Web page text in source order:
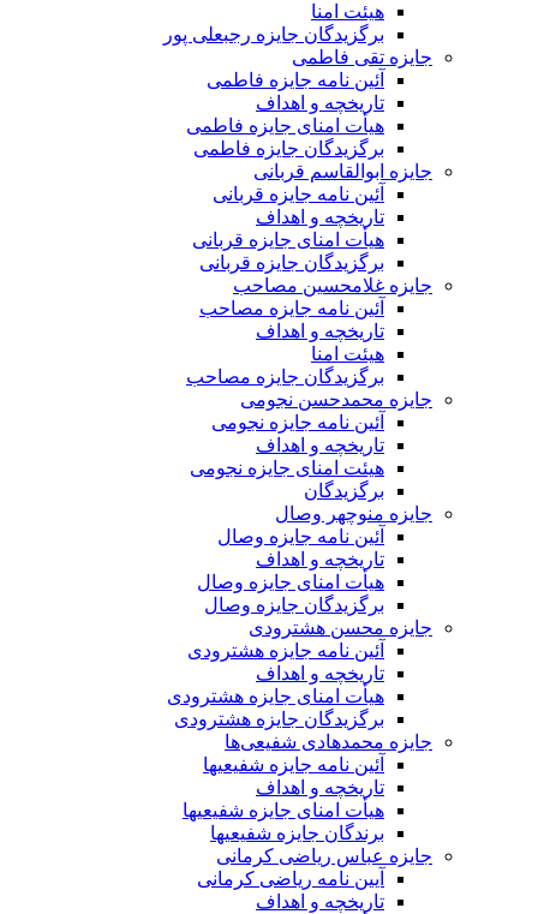
هیئت امنا
برگزیدگان جایزه رجبعلی پور
جایزه تقی فاطمی
آئین نامه جایزه فاطمی
تاریخچه و اهداف
هیأت امنای جایزه فاطمی
برگزیدگان جایزه فاطمی
جایزه ابوالقاسم قربانی
آئین نامه جایزه قربانی
تاریخچه و اهداف
هیأت امنای جایزه قربانی
برگزیدگان جایزه قربانی
جایزه غلامحسین مصاحب
آئین نامه جایزه مصاحب
تاریخچه و اهداف
هیئت امنا
برگزیدگان جایزه مصاحب
جایزه محمدحسن نجومی
آئین نامه جایزه نجومی
تاریخچه و اهداف
هیئت امنای جایزه نجومی
برگزیدگان
جایزه منوچهر وصال
آئین نامه جایزه وصال
تاریخچه و اهداف
هیأت امنای جایزه وصال
برگزیدگان جایزه وصال
جایزه محسن هشترودی
آئین نامه جایزه هشترودی
تاریخچه و اهداف
هیأت امنای جایزه هشترودی
برگزیدگان جایزه هشترودی
جایزه محمدهادی شفیعی‌ها
آئین نامه جایزه شفیعیها
تاریخچه و اهداف
هیأت امنای جایزه شفیعیها
برندگان جایزه شفیعیها
جایزه عباس ریاضی کرمانی
آیین نامه ریاضی کرمانی
تاریخچه و اهداف